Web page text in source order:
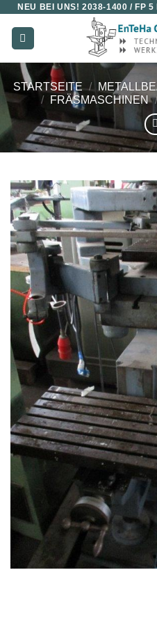
Zum
Inhalt
springen
NEU BEI UNS!2038-1400 / FP 5
STARTSEITE /
/
FRÄSMASCHINEN /